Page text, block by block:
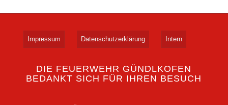
Impressum Datenschutzerklärung Intern
DIE FEUERWEHR GÜNDLKOFEN
BEDANKT SICH FÜR IHREN BESUCH